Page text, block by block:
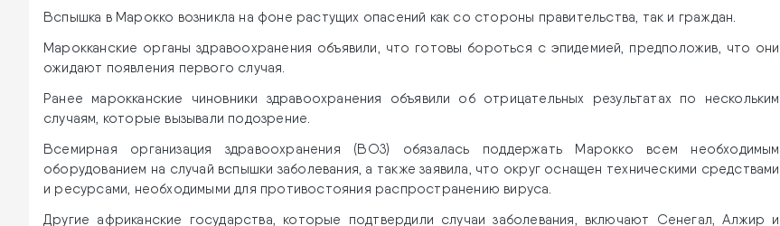
Вспышка в Марокко возникла на фоне растущих опасений как со стороны правительства, так и граждан.
Марокканские органы здравоохранения объявили, что готовы бороться с эпидемией, предположив, что они
ожидают появления первого случая.
Ранее марокканские чиновники здравоохранения объявили об отрицательных результатах по нескольким
случаям, которые вызывали подозрение.
Всемирная организация здравоохранения (ВОЗ) обязалась поддержать Марокко всем необходимым
оборудованием на случай вспышки заболевания, а также заявила, что округ оснащен техническими средствами
и ресурсами, необходимыми для противостояния распространению вируса.
Другие африканские государства, которые подтвердили случаи заболевания, включают Сенегал, Алжир и